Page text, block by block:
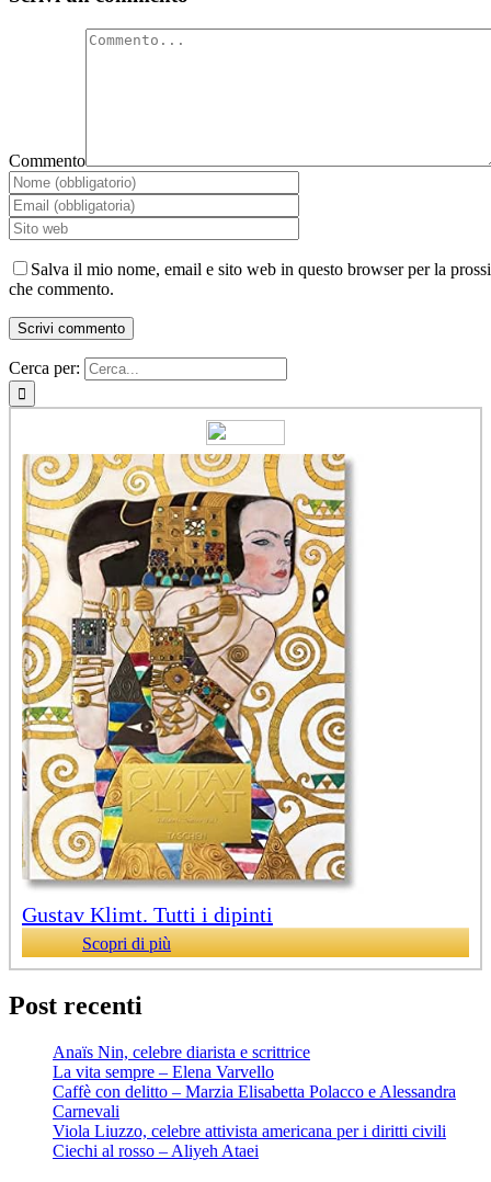
Commento
Salva il mio nome, email e sito web in questo browser per la
che commento.
Cerca per:
Gustav Klimt. Tutti i dipinti
Scopri di più
Post recenti
Anaïs Nin, celebre diarista e scrittrice
La vita sempre – Elena Varvello
Caffè con delitto – Marzia Elisabetta Polacco e Alessandra
Carnevali
Viola Liuzzo, celebre attivista americana per i diritti civili
Ciechi al rosso – Aliyeh Ataei